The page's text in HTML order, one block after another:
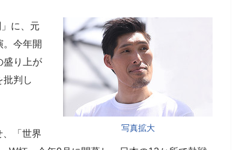
写真拡大
に、元
。今年開
盛り上が
批判し
、「世界